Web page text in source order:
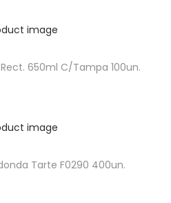
650ml C/Tampa 100un.
Tarte F0290 400un.